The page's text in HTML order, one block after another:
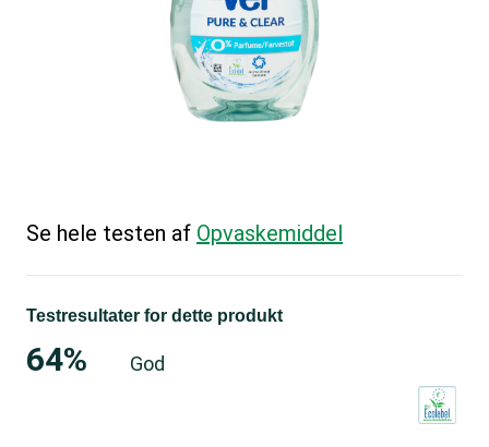
Se hele testen af Opvaskemiddel
Testresultater for dette produkt
64% God